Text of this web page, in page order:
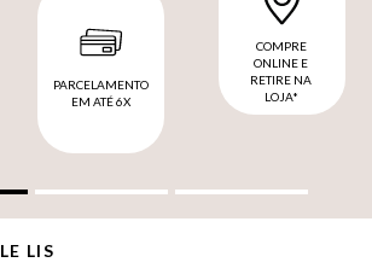
PARCELAMENTO
EM ATÉ 6X
COMPRE
ONLINE E
RETIRE NA
LOJA*
LE LIS